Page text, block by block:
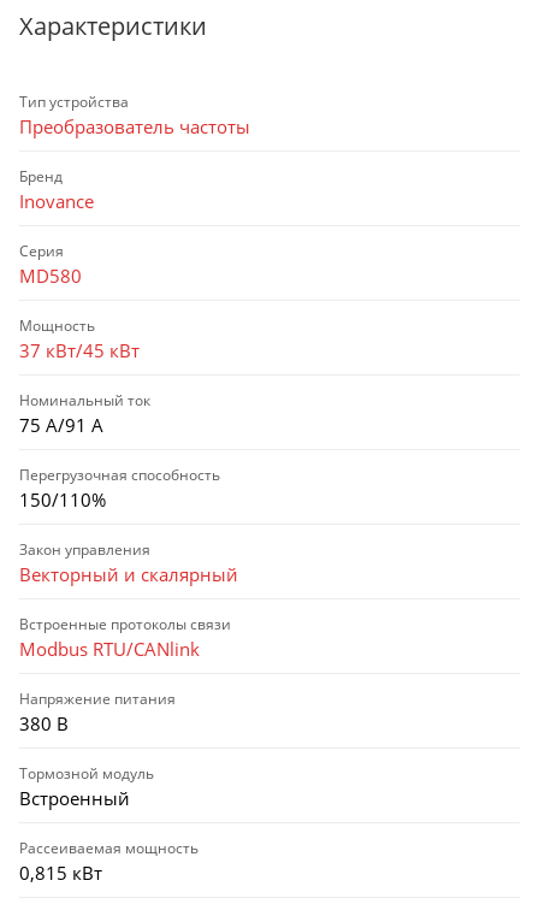
Характеристики
Тип устройства
Преобразователь частоты
Бренд
Inovance
Серия
MD580
Мощность
37 кВт/45 кВт
Номинальный ток
75 А/91 А
Перегрузочная способность
150/110%
Закон управления
Векторный и скалярный
Встроенные протоколы связи
Modbus RTU/CANlink
Напряжение питания
380 В
Тормозной модуль
Встроенный
Рассеиваемая мощность
0,815 кВт